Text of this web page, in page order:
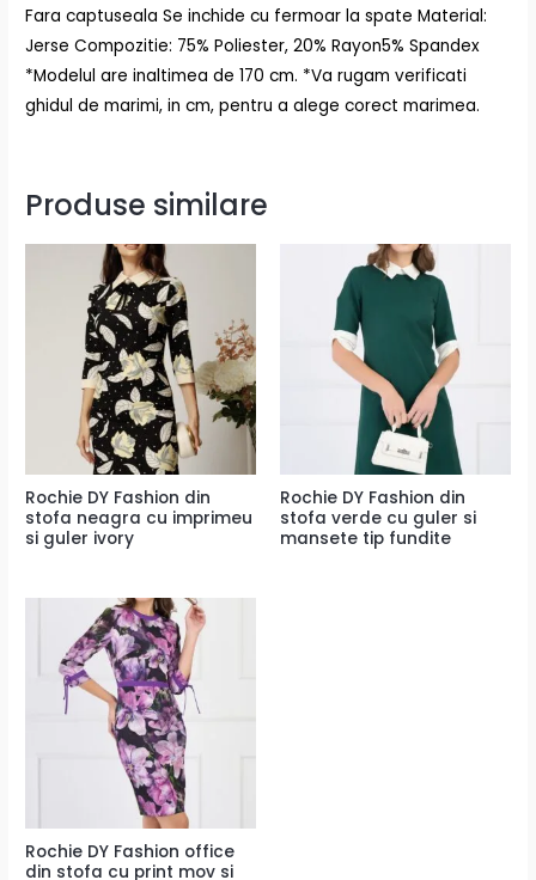
Fara captuseala Se inchide cu fermoar la spate Material:
Jerse Compozitie: 75% Poliester, 20% Rayon5% Spandex
*Modelul are inaltimea de 170 cm. *Va rugam verificati
ghidul de marimi, in cm, pentru a alege corect marimea.
Produse similare
Rochie DY Fashion din
stofa neagra cu imprimeu
si guler ivory
Rochie DY Fashion din
stofa verde cu guler si
mansete tip fundite
Rochie DY Fashion office
din stofa cu print mov si